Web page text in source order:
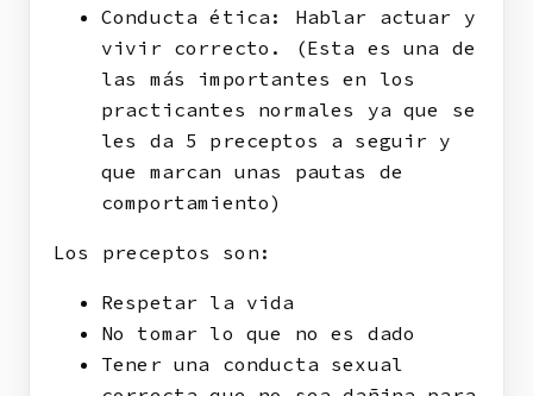
Conducta ética: Hablar actuar y
vivir correcto. (Esta es una de
las más importantes en los
practicantes normales ya que se
les da 5 preceptos a seguir y
que marcan unas pautas de
comportamiento)
Los preceptos son:
Respetar la vida
No tomar lo que no es dado
Tener una conducta sexual